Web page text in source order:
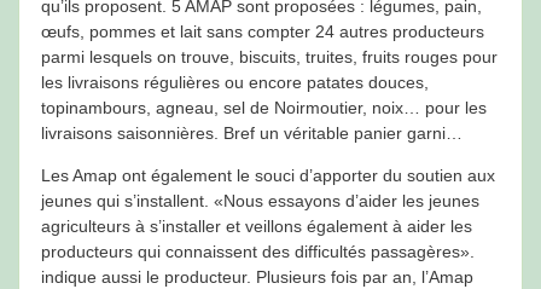
qu’ils proposent. 5 AMAP sont proposées : légumes, pain,
œufs, pommes et lait sans compter 24 autres producteurs
parmi lesquels on trouve, biscuits, truites, fruits rouges pour
les livraisons régulières ou encore patates douces,
topinambours, agneau, sel de Noirmoutier, noix… pour les
livraisons saisonnières. Bref un véritable panier garni…
Les Amap ont également le souci d’apporter du soutien aux
jeunes qui s’installent. «Nous essayons d’aider les jeunes
agriculteurs à s’installer et veillons également à aider les
producteurs qui connaissent des difficultés passagères».
indique aussi le producteur. Plusieurs fois par an, l’Amap